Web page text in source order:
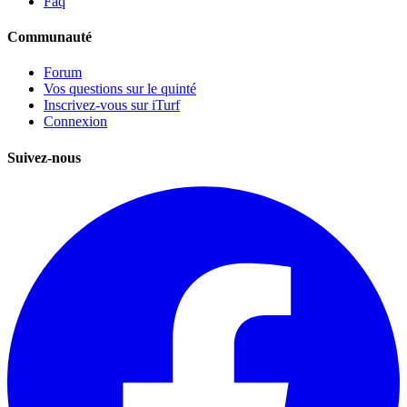
Communauté
Forum
Vos questions sur le quinté
Inscrivez-vous sur iTurf
Connexion
Suivez-nous